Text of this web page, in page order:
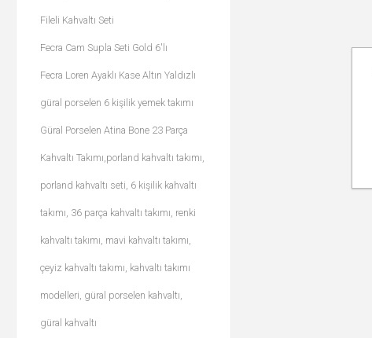
Fileli Kahvaltı Seti
Fecra Cam Supla Seti Gold 6'lı
Fecra Loren Ayaklı Kase Altın Yaldızlı
güral porselen 6 kişilik yemek takımı
Güral Porselen Atina Bone 23 Parça
Kahvaltı Takımı,porland kahvaltı takımı,
porland kahvaltı seti, 6 kişilik kahvaltı
takımı, 36 parça kahvaltı takımı, renki
kahvaltı takımı, mavi kahvaltı takımı,
çeyiz kahvaltı takımı, kahvaltı takımı
modelleri, güral porselen kahvaltı,
güral kahvaltı